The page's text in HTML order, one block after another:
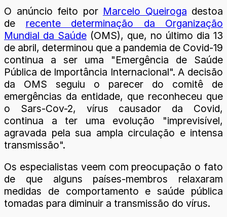
O anúncio feito por Marcelo Queiroga destoa
de recente determinação da Organização
Mundial da Saúde (OMS), que, no último dia 13
de abril, determinou que a pandemia de Covid-19
continua a ser uma "Emergência de Saúde
Pública de Importância Internacional". A decisão
da OMS seguiu o parecer do comitê de
emergências da entidade, que reconheceu que
o Sars-Cov-2, vírus causador da Covid,
continua a ter uma evolução "imprevisível,
agravada pela sua ampla circulação e intensa
transmissão".
Os especialistas veem com preocupação o fato
de que alguns países-membros relaxaram
medidas de comportamento e saúde pública
tomadas para diminuir a transmissão do vírus.